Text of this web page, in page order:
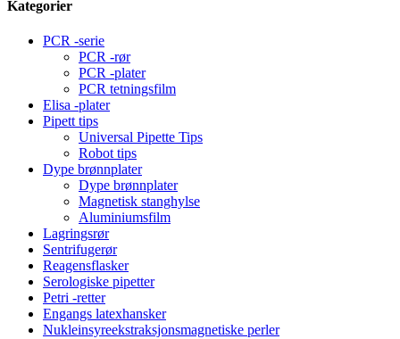
Kategorier
PCR -serie
PCR -rør
PCR -plater
PCR tetningsfilm
Elisa -plater
Pipett tips
Universal Pipette Tips
Robot tips
Dype brønnplater
Dype brønnplater
Magnetisk stanghylse
Aluminiumsfilm
Lagringsrør
Sentrifugerør
Reagensflasker
Serologiske pipetter
Petri -retter
Engangs latexhansker
Nukleinsyreekstraksjonsmagnetiske perler